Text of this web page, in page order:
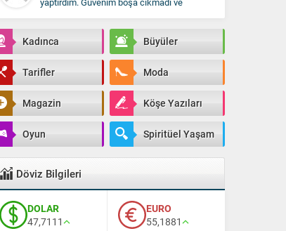
gercekleşti. Yıldızname de baktı. Bayan
olması ayrı bir güven verdi. Çok teşekkür
ediyorum ve Medyum hocayı öneriyorum.
Kadınca Büyüler
Tarifler Moda
Magazin Köşe Yazıları
Oyun Spiritüel Yaşam
Döviz Bilgileri
DOLAR
47,7111
EURO
55,1881